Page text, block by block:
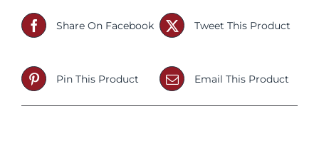
Share On Facebook Tweet This Product
Pin This Product Email This Product